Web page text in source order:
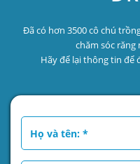
Đã có hơn 3500 cô chú
chăm sóc
Hãy để lại thông tin để